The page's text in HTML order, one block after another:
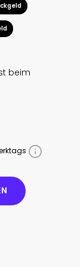
beim